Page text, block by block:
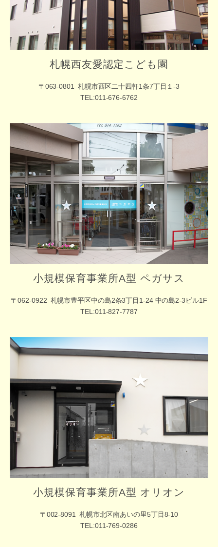
札幌西友愛認定こども園
〒063-0801
札幌市西区二十四軒1条7丁目１-3
TEL:011-676-6762
小規模保育事業所A型 ペガサス
〒062-0922 札幌市豊平区中の島2条3丁目1-24 中の島2-3ビル1F
TEL:011-827-7787
小規模保育事業所A型 オリオン
〒002-8091
札幌市北区南あいの里5丁目8-10
TEL:011-769-0286